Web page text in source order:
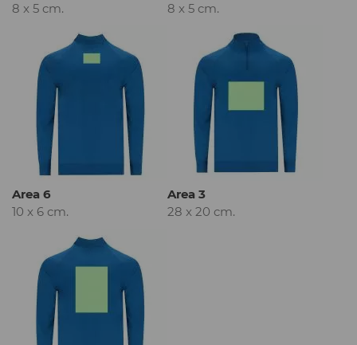
8 x 5 cm.
8 x 5 cm.
Area 6
10 x 6 cm.
Area 3
28 x 20 cm.